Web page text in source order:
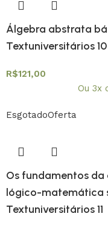
Álgebra abstrata
Textuniversitários 10
R$121,00
Ou 3x
EsgotadoOferta
Os fundamentos
lógico-matemática
Textuniversitários 11